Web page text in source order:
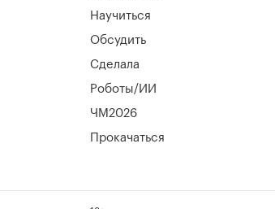
Научиться
Обсудить
Сделала
Роботы/ИИ
ЧМ2026
Прокачаться